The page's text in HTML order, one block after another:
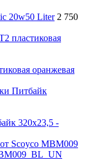
20w50 Liter 2 750
оранжевая
320x23,5 -